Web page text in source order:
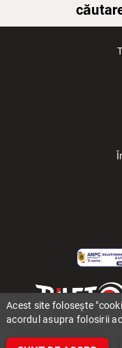
Acest site folosește
acordul asupra folosirii